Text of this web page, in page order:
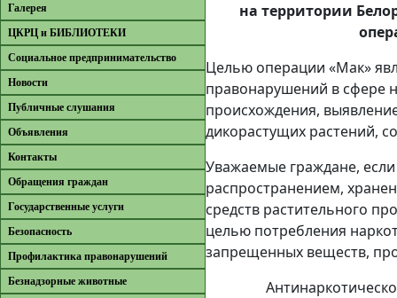
Галерея
ЦКРЦ и БИБЛИОТЕКИ
Социальное предпринимательство
Новости
Публичные слушания
Объявления
Контакты
Обращения граждан
Государственные услуги
Безопасность
Профилактика правонарушений
Безнадзорные животные
на территории
Целью операции «Мак»
правонарушений в сфере
происхождения,
дикорастущих растений,
Уважаемые граждане,
распространением,
средств растительного
целью потребления
запрещенных веществ,